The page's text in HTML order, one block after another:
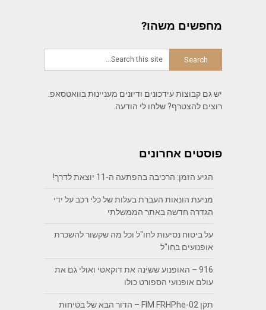
מחפשים משהו?
יש גם קבוצות עידכונים ודיונים מעניינות בוואטסאפ.
רוצים להצטרף? שלחו לי הודעה.
פוסטים אחרונים
הגיע הזמן: הרכיבה בהפתעה ה-11 יוצאת לדרך!
מניעת הונאות העברת בעלות של כלי רכב על ידי
הגדרה חדשה באתר הממשלתי
על ביטוח נסיעות לחו"ל וכל מה שקשור להשכרת
אופנועים בחו"ל
916 – האופנוע ששינה את דוקאטי ואולי גם את
עולם אופנועי הספורט כולו
תקן FIM FRHPhe-02 – הדור הבא של בטיחות